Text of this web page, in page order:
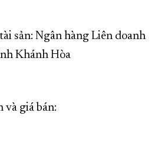
TRỞ THÀNH THÀNH PHỐ TRỰC THUỘC
sản: Ngân hàng Liên doanh
Khánh Hòa
và giá bán: